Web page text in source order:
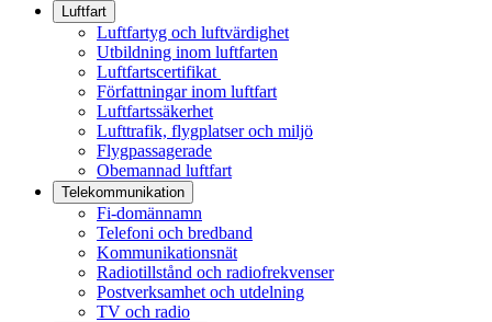
Luftfart
Luftfartyg och luftvärdighet
Utbildning inom luftfarten
Luftfartscertifikat
Författningar inom luftfart
Luftfartssäkerhet
Lufttrafik, flygplatser och miljö
Flygpassagerade
Obemannad luftfart
Telekommunikation
Fi-domännamn
Telefoni och bredband
Kommunikationsnät
Radiotillstånd och radiofrekvenser
Postverksamhet och utdelning
TV och radio